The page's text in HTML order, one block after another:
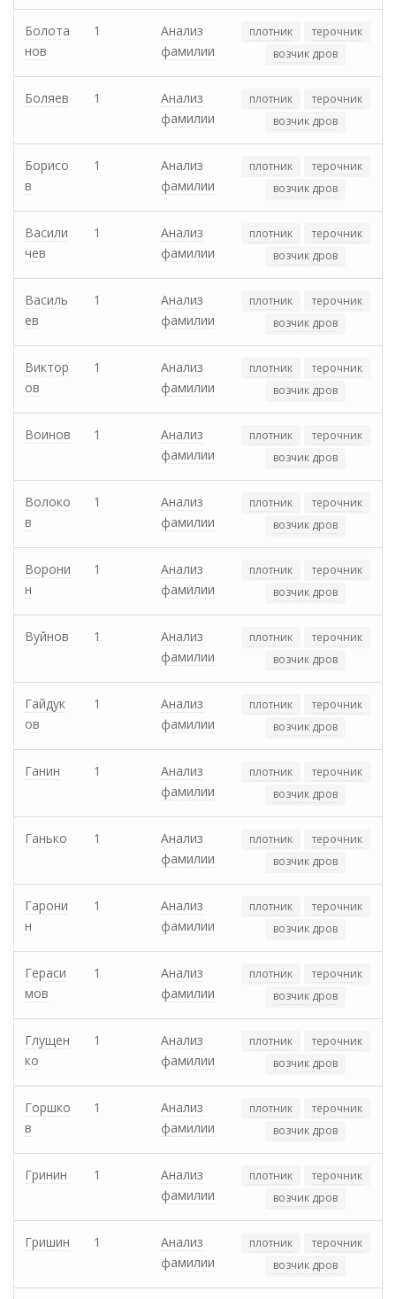
Болота
нов
1
Анализ
фамилии
плотник
терочник
возчик дров
Боляев 1
Анализ
фамилии
плотник
терочник
возчик дров
Борисо
в
1
Анализ
фамилии
плотник
терочник
возчик дров
Васили
чев
1
Анализ
фамилии
плотник
терочник
возчик дров
Василь
ев
1
Анализ
фамилии
плотник
терочник
возчик дров
Виктор
ов
1
Анализ
фамилии
плотник
терочник
возчик дров
Воинов 1
Анализ
фамилии
плотник
терочник
возчик дров
Волоко
в
1
Анализ
фамилии
плотник
терочник
возчик дров
Ворони
н
1
Анализ
фамилии
плотник
терочник
возчик дров
Вуйнов 1
Анализ
фамилии
плотник
терочник
возчик дров
Гайдук
ов
1
Анализ
фамилии
плотник
терочник
возчик дров
Ганин 1
Анализ
фамилии
плотник
терочник
возчик дров
Ганько 1
Анализ
фамилии
плотник
терочник
возчик дров
Гарони
н
1
Анализ
фамилии
плотник
терочник
возчик дров
Гераси
мов
1
Анализ
фамилии
плотник
терочник
возчик дров
Глущен
ко
1
Анализ
фамилии
плотник
терочник
возчик дров
Горшко
в
1
Анализ
фамилии
плотник
терочник
возчик дров
Гринин 1
Анализ
фамилии
плотник
терочник
возчик дров
Гришин 1
Анализ
фамилии
плотник
терочник
возчик дров